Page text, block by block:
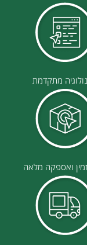
מתקדמת
ואספקה מלאה